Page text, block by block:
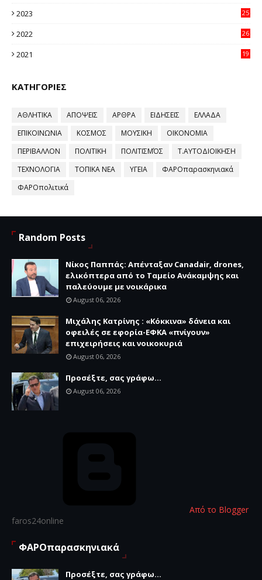
2023
25
2022
26
2021
19
ΚΑΤΗΓΟΡΙΕΣ
ΑΘΛΗΤΙΚΑ ΑΠΟΨΕΙΣ ΑΡΘΡΑ ΕΙΔΗΣΕΙΣ
ΕΛΛΑΔΑ
ΕΠΙΚΟΙΝΩΝΙΑ
ΚΟΣΜΟΣ ΜΟΥΣΙΚΗ
ΟΙΚΟΝΟΜΙΑ
ΠΕΡΙΒΑΛΛΟΝ
ΠΟΛΙΤΙΚΗ ΠΟΛΙΤΙΣΜΌΣ
Τ.ΑΥΤΟΔΙΟΙΚΗΣΗ
ΤΕΧΝΟΛΟΓΙΑ
ΤΟΠΙΚΑ ΝΕΑ ΥΓΕΙΑ
ΦΑΡΟπαρασκηνιακά
ΦΑΡΟπολιτικά
Random Posts
Νίκος Παππάς: Απένταξαν Canadair, drones,
ελικόπτερα από το Ταμείο Ανάκαμψης και
παλεύουμε με νοικάρικα
August 06, 2026
Μιχάλης Κατρίνης : «Κόκκινα» δάνεια και
οφειλές σε εφορία-ΕΦΚΑ «πνίγουν»
επιχειρήσεις και νοικοκυριά
August 06, 2026
Προσέξτε, σας γράφω...
August 06, 2026
Από το Blogger
faros24online
ΦΑΡΟπαρασκηνιακά
Προσέξτε, σας γράφω...